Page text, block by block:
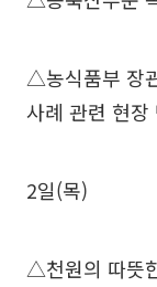
△농식품부 장
사례 관련 현장
2일(목)
△천원의 따뜻